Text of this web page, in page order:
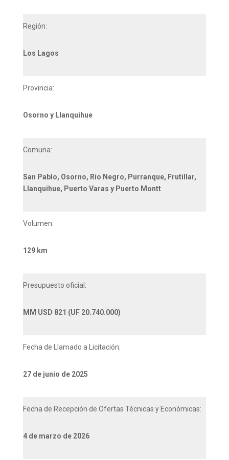
Región:
Los Lagos
Provincia:
Osorno y Llanquihue
Comuna:
San Pablo, Osorno, Río Negro, Purranque, Frutillar,
Llanquihue, Puerto Varas y Puerto Montt
Volumen:
129 km
Presupuesto oficial:
MM USD 821 (UF 20.740.000)
Fecha de Llamado a Licitación:
27 de junio de 2025
Fecha de Recepción de Ofertas Técnicas y Económicas:
4 de marzo de 2026